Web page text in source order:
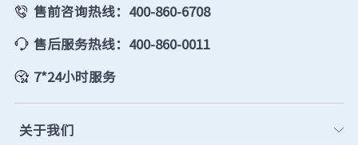
售前咨询热线：400-860-6708
售后服务热线：400-860-0011
7*24小时服务
关于我们